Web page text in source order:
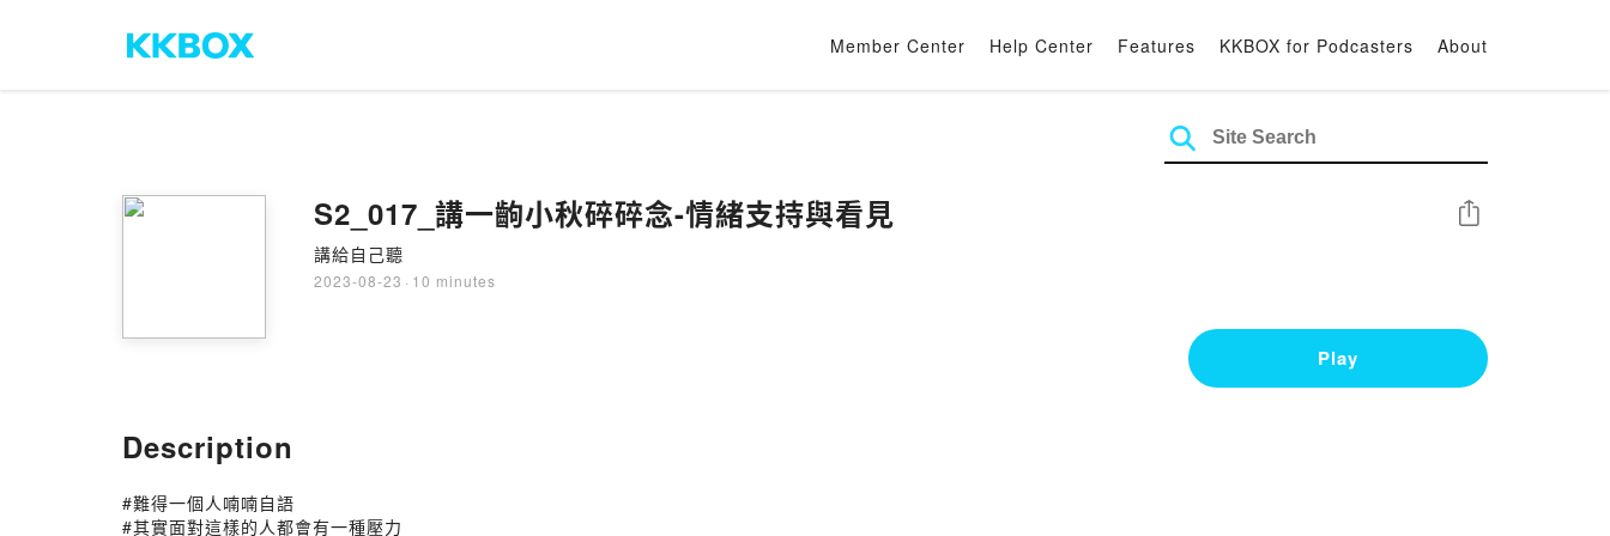
Member Center Help Center Features KKBOX for Podcasters About
S2_017_講一齣小秋碎碎念-情緒支持與看見
講給自己聽
2023-08-23 · 10 minutes
Share
Play
Description
#難得一個人喃喃自語⁡
#其實面對這樣的人都會有一種壓力⁡